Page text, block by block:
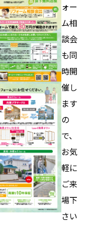
ォー
ム相
談会
も同
時開
催し
ます
の
で、
お気
軽に
ご来
場下
さい